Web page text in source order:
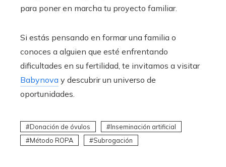
para poner en marcha tu proyecto familiar.
Si estás pensando en formar una familia o
conoces a alguien que esté enfrentando
dificultades en su fertilidad, te invitamos a visitar
Babynova y descubrir un universo de
oportunidades.
Donación de óvulos
Inseminación artificial
Método ROPA
Subrogación